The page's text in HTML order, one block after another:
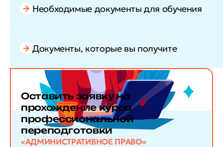
Необходимые документы для обучения
Документы, которые вы получите
Оставить заявкуна
прохождение курса
профессиональной
переподготовки
«АДМИНИСТРАТИВНОЕ ПРАВО»